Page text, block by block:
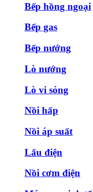
Bếp hồng ngoại
Bếp gas
Bếp nướng
Lò nướng
Lò vi sóng
Nồi hấp
Nồi áp suất
Lẩu điện
Nồi cơm điện